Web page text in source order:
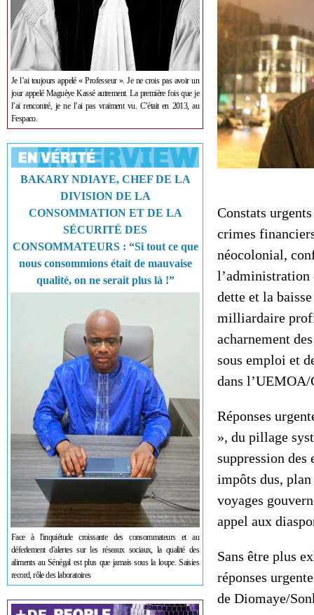
Je l’ai toujours appelé « Professeur ». Je ne crois pas avoir un
jour appelé Maguèye Kassé autrement. La première fois que je
l’ai rencontré, je ne l’ai pas vraiment vu. C’était en 2013, au
Fespaco.
BAKARY NDIAYE, CHEF DE LA
DIVISION DE LA
CONSOMMATION ET DE LA
SÉCURITÉ DES
CONSOMMATEURS : “Si tout ce que
nous consommions était de mauvaise
qualité, on ne serait plus là !”
Face à l'inquiétude croissante des consommateurs et au
déferlement d'alertes sur les réseaux sociaux, la qualité des
aliments au Sénégal est plus que jamais sous la loupe. Saisies
record, rôle des laboratoires
Constats
crimes
néocolonial,
l’administration
dette et la
milliardaire
acharnement
sous emploi et
dans
Réponses
», du pillage
suppression des
impôts dus,
voyages
appel aux
Sans être plus
réponses
de Diomaye/